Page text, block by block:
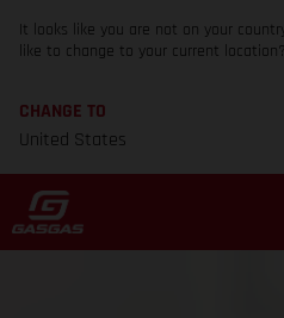
It looks like you are not on your
like to change to your current location?
CHANGE TO
United States